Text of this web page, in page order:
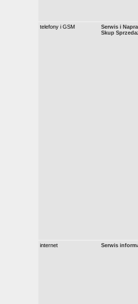
telefony i GSM
Serwis i
Skup
internet Serwis